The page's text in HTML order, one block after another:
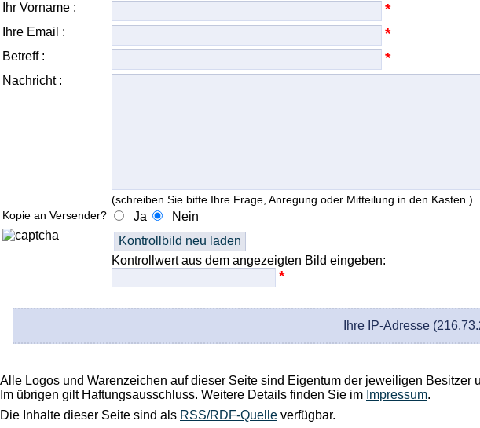
Ihr Vorname : *
Ihre Email : *
Betreff : *
Nachricht :
(schreiben Sie bitte Ihre Frage, Anregung oder Mitteilung in den Kasten.)
Kopie an Versender?
Ja Nein
Kontrollwert aus dem angezeigten Bild eingeben:
*
Ihre IP-Adresse
Alle Logos und Warenzeichen auf dieser Seite sind Eigentum der jeweiligen Besitzer
Im übrigen gilt Haftungsausschluss. Weitere Details finden Sie im Impressum.
Die Inhalte dieser Seite sind als RSS/RDF-Quelle verfügbar.